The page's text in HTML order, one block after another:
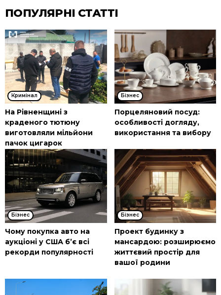
ПОПУЛЯРНІ СТАТТІ
Кримінал
На Рівненщині з
краденого тютюну
виготовляли мільйони
пачок цигарок
Бізнес
Порцеляновий посуд:
особливості догляду,
використання та вибору
Бізнес
Чому покупка авто на
аукціоні у США б’є всі
рекорди популярності
Бізнес
Проект будинку з
мансардою: розширюємо
життєвий простір для
вашої родини